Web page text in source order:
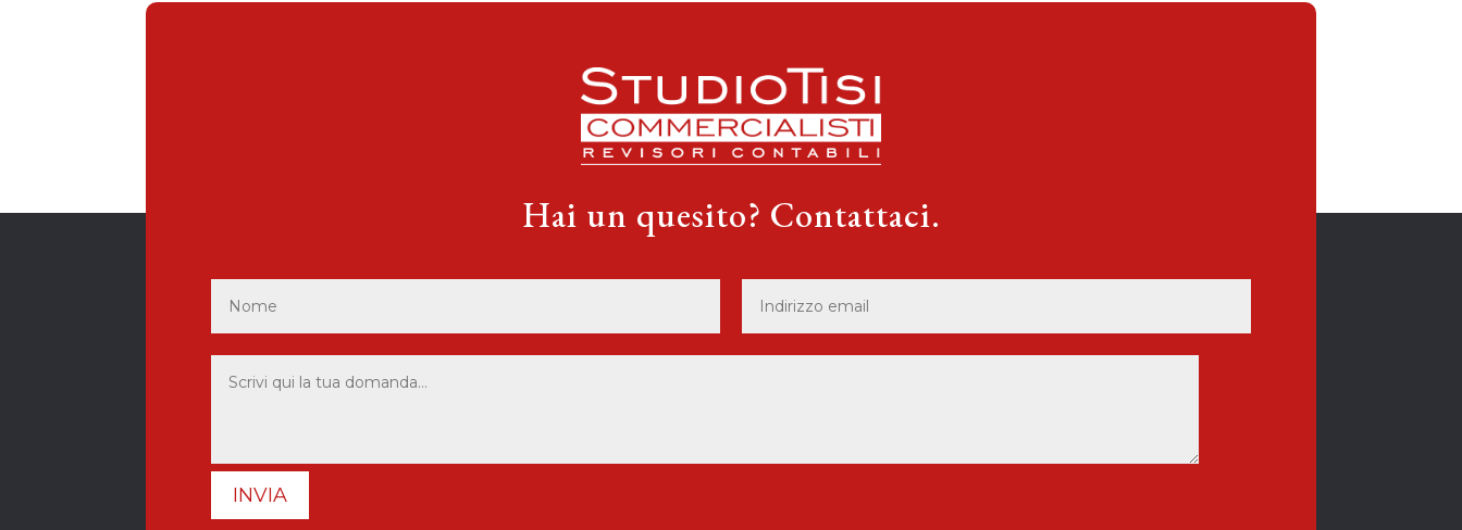
Hai un quesito? Contattaci.
INVIA